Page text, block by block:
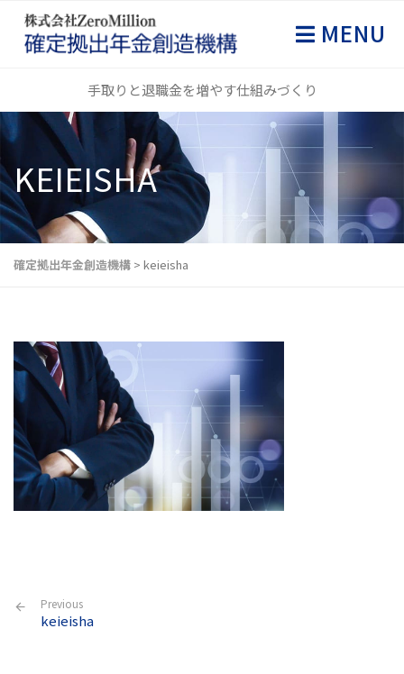
MENU
手取りと退職金を増やす仕組みづくり
KEIEISHA
確定拠出年金創造機構 > keieisha
Previous
keieisha